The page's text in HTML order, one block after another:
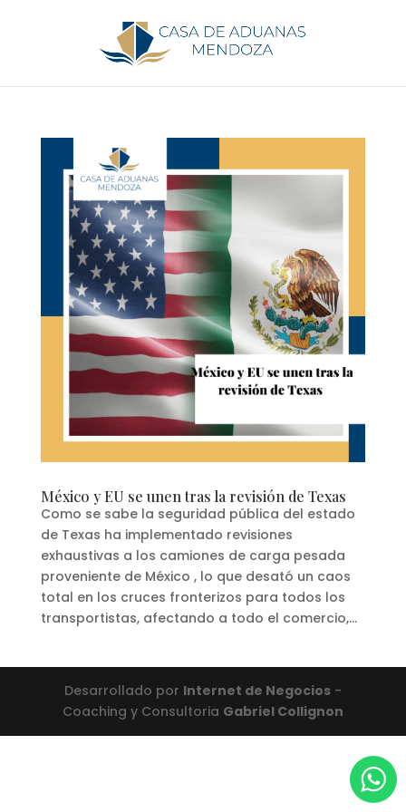
México y EU se unen tras la revisión de Texas
Como se sabe la seguridad pública del estado
de Texas ha implementado revisiones
exhaustivas a los camiones de carga pesada
proveniente de México , lo que desató un caos
total en los cruces fronterizos para todos los
transportistas, afectando a todo el comercio,...
Desarrollado por Internet de Negocios-
Coaching y Consultoria Gabriel Collignon